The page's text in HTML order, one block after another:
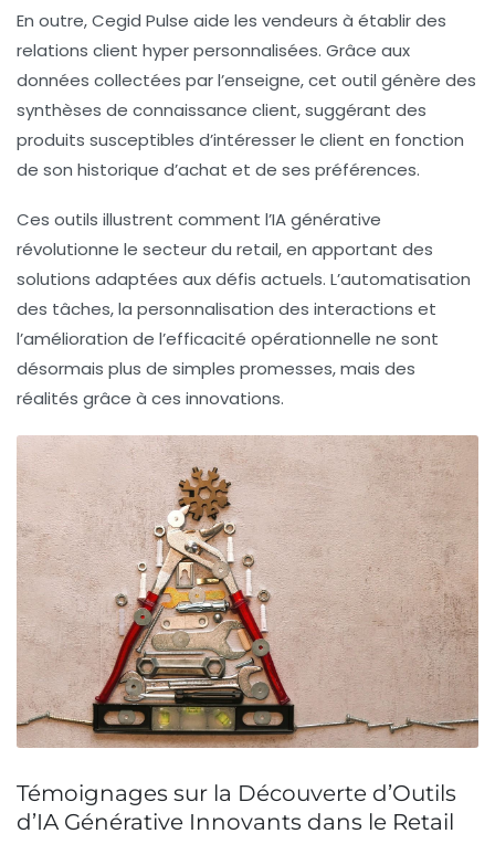
En outre, Cegid Pulse aide les vendeurs à établir des
relations client hyper personnalisées. Grâce aux
données collectées par l’enseigne, cet outil génère des
synthèses de connaissance client, suggérant des
produits susceptibles d’intéresser le client en fonction
de son historique d’achat et de ses préférences.
Ces outils illustrent comment l’IA générative
révolutionne le secteur du retail, en apportant des
solutions adaptées aux défis actuels. L’automatisation
des tâches, la personnalisation des interactions et
l’amélioration de l’efficacité opérationnelle ne sont
désormais plus de simples promesses, mais des
réalités grâce à ces innovations.
Témoignages sur la Découverte d’Outils
d’IA Générative Innovants dans le Retail